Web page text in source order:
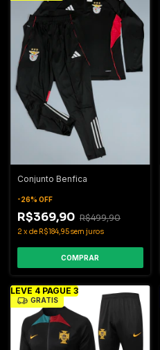
Conjunto Benfica
-26% OFF
R$369,90 R$499,90
2 xde R$184,95sem juros
COMPRAR
LEVE 4 PAGUE 3
GRÁTIS